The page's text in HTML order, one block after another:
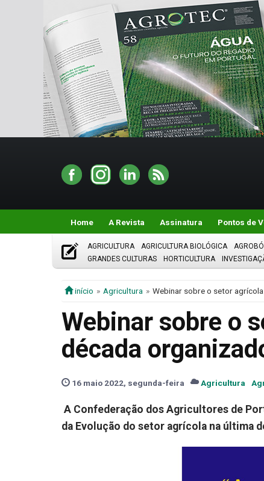
Home A Revista Assinatura Pontos de
AGRICULTURA AGRICULTURA BIOLÓGICA
GRANDES CULTURAS
HORTICULTURA
início Agricultura Webinar sobre o setor
Webinar sobre o
década
16 maio 2022, segunda-feira Agricultura
A Confederação dos Agricultores de
da Evolução do setor agrícola na última